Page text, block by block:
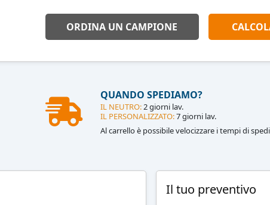
ORDINA UN CAMPIONE
QUANDO SPEDIAMO?
IL NEUTRO:2 giorni lav.
IL PERSONALIZZATO:7 giorni lav.
Al carrello è possibile velocizzare i tempi di
Il tuo preventivo